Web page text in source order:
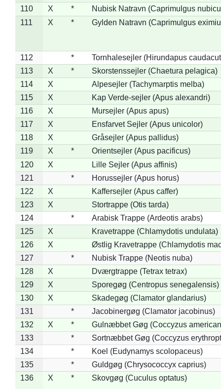
110
X *
Nubisk Natravn (Caprimulgus
111
X * Gylden Natravn (Caprimulgus
112 *
Tornhalesejler (Hirundapus
113
X *
Skorstenssejler (Chaetura pelagica)
114
X
Alpesejler (Tachymarptis melba)
115
X
Kap Verde-sejler (Apus alexandri)
116
X
Mursejler (Apus apus)
117
X
Ensfarvet Sejler (Apus unicolor)
118
X
Gråsejler (Apus pallidus)
119
X *
Orientsejler (Apus pacificus)
120
X
Lille Sejler (Apus affinis)
121
*
Horussejler (Apus horus)
122
X
Kaffersejler (Apus caffer)
123
X
Stortrappe (Otis tarda)
124
*
Arabisk Trappe (Ardeotis arabs)
125
X
Kravetrappe (Chlamydotis undulata)
126
X
Østlig Kravetrappe (Chlamydotis
127
*
Nubisk Trappe (Neotis nuba)
128
X
Dværgtrappe (Tetrax tetrax)
129
X
Sporegøg (Centropus senegalensis)
130
X
Skadegøg (Clamator glandarius)
131
*
Jacobinergøg (Clamator jacobinus)
132
X *
Gulnæbbet Gøg (Coccyzus
133
*
Sortnæbbet Gøg (Coccyzus
134
*
Koel (Eudynamys scolopaceus)
135
*
Guldgøg (Chrysococcyx caprius)
136
X * Skovgøg (Cuculus optatus)